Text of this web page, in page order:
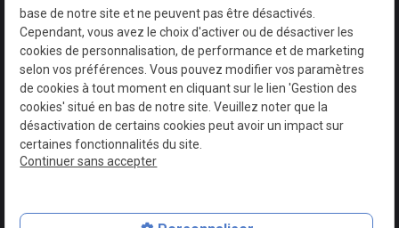
Inscription à la newsletter
Mentions légales
base de notre site et ne peuvent pas être désactivés.
Cependant, vous avez le choix d'activer ou de désactiver les
cookies de personnalisation, de performance et de marketing
selon vos préférences. Vous pouvez modifier vos paramètres
de cookies à tout moment en cliquant sur le lien 'Gestion des
cookies' situé en bas de notre site. Veuillez noter que la
désactivation de certains cookies peut avoir un impact sur
certaines fonctionnalités du site.
Continuer sans accepter